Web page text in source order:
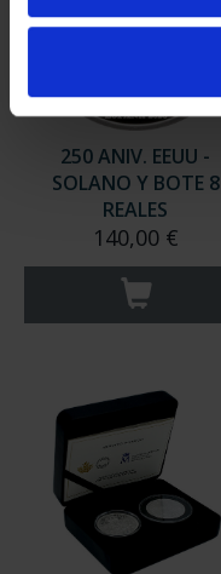
250 ANIV. EEUU -
SOLANO Y BOTE 8
REALES
140,00 €